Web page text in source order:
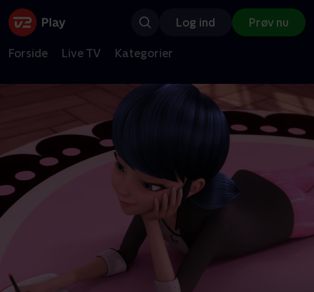
Log ind Prøv nu
Forside Live TV Kategorier